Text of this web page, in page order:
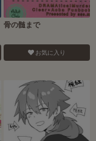
骨の髄まで
お気に入り